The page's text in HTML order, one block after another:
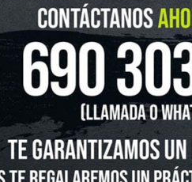
en